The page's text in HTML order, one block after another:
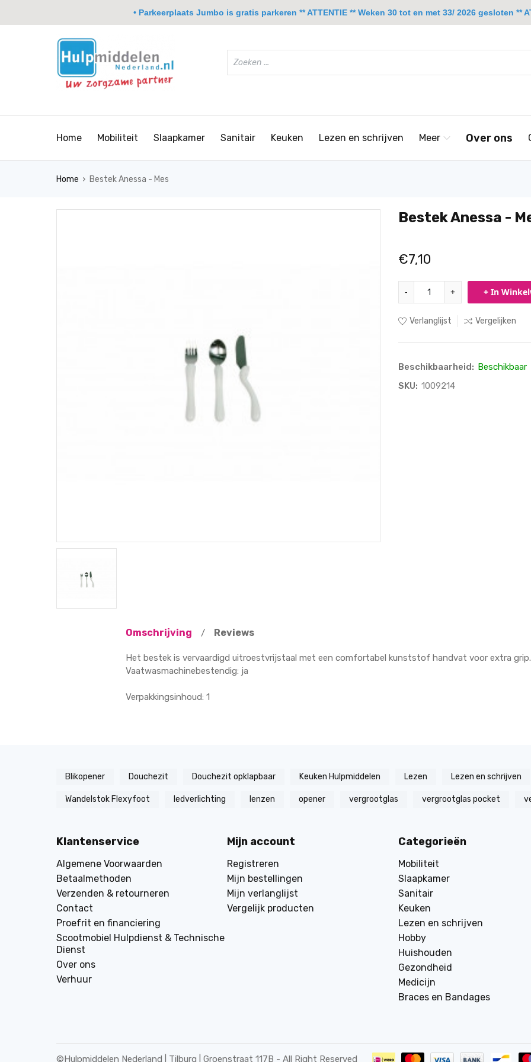
Home Mobiliteit Slaapkamer Sanitair Keuken Lezen en schrijven Meer Over ons
Home › Bestek Anessa - Mes
Bestek Anessa -
€7,10
- + + In
Verlanglijst Vergelijken
Beschikbaarheid: Beschikbaar
SKU: 1009214
Omschrijving / Reviews
Het bestek is vervaardigd uitroestvrijstaal met een comfortabel kunststof handvat voor extra
Vaatwasmachinebestendig: ja
Verpakkingsinhoud: 1
Blikopener Douchezit Douchezit opklapbaar Keuken Hulpmiddelen Lezen Lezen en schrijven
Wandelstok Flexyfoot ledverlichting lenzen opener vergrootglas vergrootglas pocket
Klantenservice
Algemene Voorwaarden
Betaalmethoden
Verzenden & retourneren
Contact
Proefrit en financiering
Scootmobiel Hulpdienst & Technische
Dienst
Over ons
Verhuur
Mijn account
Registreren
Mijn bestellingen
Mijn verlanglijst
Vergelijk producten
Categorieën
Mobiliteit
Slaapkamer
Sanitair
Keuken
Lezen en schrijven
Hobby
Huishouden
Gezondheid
Medicijn
Braces en Bandages
©Hulpmiddelen Nederland | Tilburg | Groenstraat 117B - All Right Reserved
• Parkeerplaats Jumbo is gratis parkeren ** ATTENTIE ** Weken 30 tot en met 33/ 2026 gesloten **